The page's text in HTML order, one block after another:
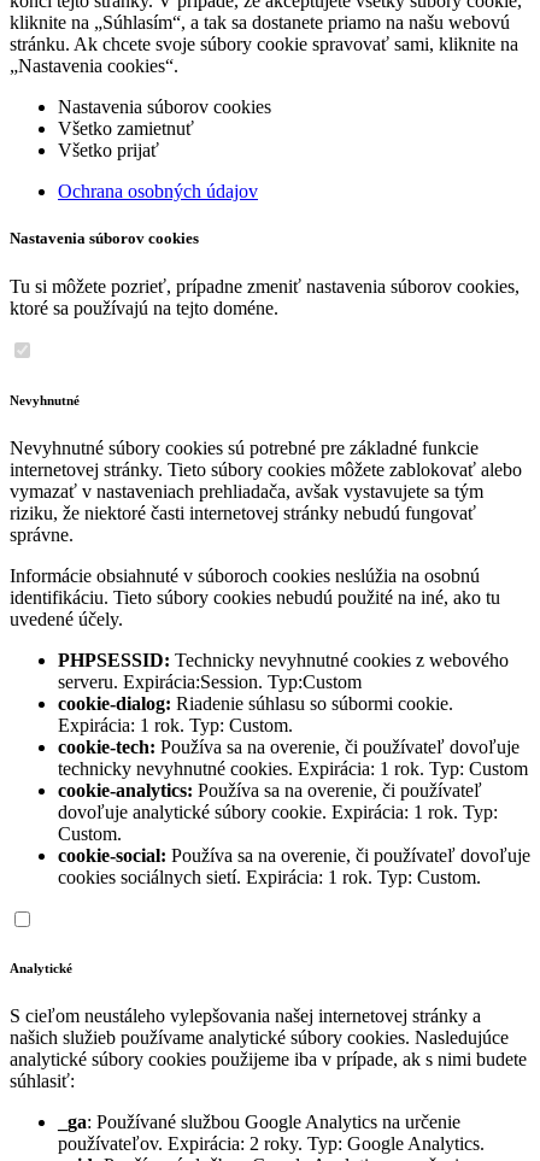
kliknite na „Súhlasím“, a tak sa dostanete priamo na našu webovú
stránku. Ak chcete svoje súbory cookie spravovať sami, kliknite na
„Nastavenia cookies“.
Nastavenia súborov cookies
Všetko zamietnuť
Všetko prijať
Ochrana osobných údajov
Nastavenia súborov cookies
Tu si môžete pozrieť, prípadne zmeniť nastavenia súborov cookies,
ktoré sa používajú na tejto doméne.
Nevyhnutné
Nevyhnutné súbory cookies sú potrebné pre základné funkcie
internetovej stránky. Tieto súbory cookies môžete zablokovať alebo
vymazať v nastaveniach prehliadača, avšak vystavujete sa tým
riziku, že niektoré časti internetovej stránky nebudú fungovať
správne.
Informácie obsiahnuté v súboroch cookies neslúžia na osobnú
identifikáciu. Tieto súbory cookies nebudú použité na iné, ako tu
uvedené účely.
PHPSESSID: Technicky nevyhnutné cookies z webového
serveru. Expirácia:Session. Typ:Custom
cookie-dialog: Riadenie súhlasu so súbormi cookie.
Expirácia: 1 rok. Typ: Custom.
cookie-tech: Používa sa na overenie, či používateľ dovoľuje
technicky nevyhnutné cookies. Expirácia: 1 rok. Typ: Custom
cookie-analytics: Používa sa na overenie, či používateľ
dovoľuje analytické súbory cookie. Expirácia: 1 rok. Typ:
Custom.
cookie-social: Používa sa na overenie, či používateľ dovoľuje
cookies sociálnych sietí. Expirácia: 1 rok. Typ: Custom.
Analytické
S cieľom neustáleho vylepšovania našej internetovej stránky a
našich služieb používame analytické súbory cookies. Nasledujúce
analytické súbory cookies použijeme iba v prípade, ak s nimi budete
súhlasiť:
_ga: Používané službou Google Analytics na určenie
používateľov. Expirácia: 2 roky. Typ: Google Analytics.